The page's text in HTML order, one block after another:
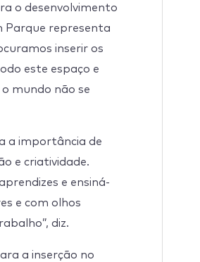
o desenvolvimento
Parque representa
inserir os
este espaço e
mundo não se
a importância de
e criatividade.
e ensiná-
e com olhos
diz.
a inserção no